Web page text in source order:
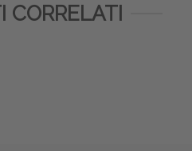
CORRELATI